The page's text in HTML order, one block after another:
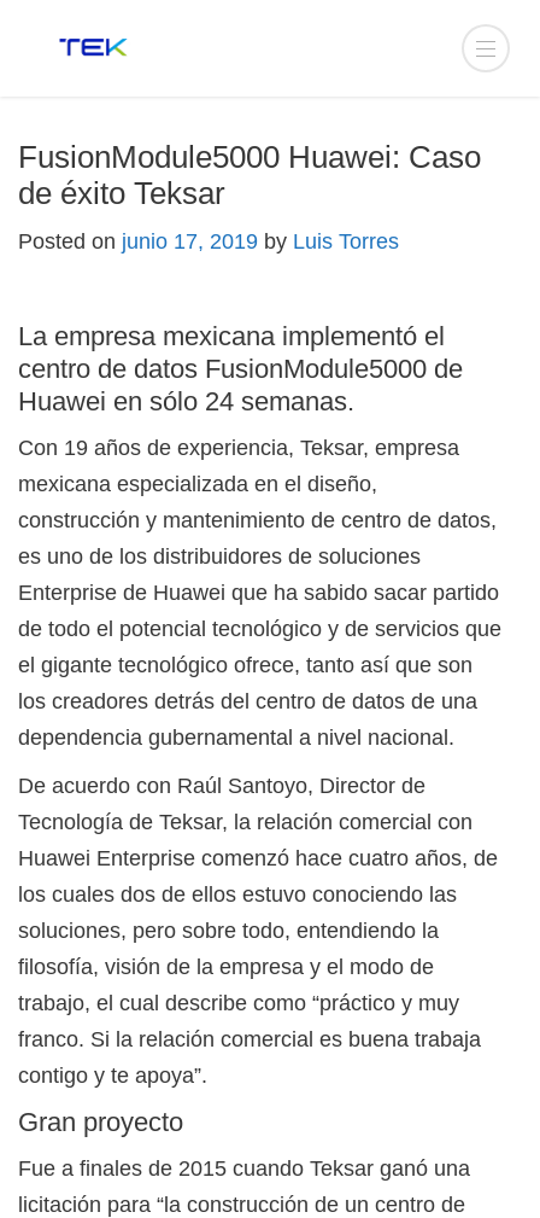
FusionModule5000 Huawei: Caso
de éxito Teksar
Posted on junio 17, 2019 by Luis Torres
La empresa mexicana implementó el
centro de datos FusionModule5000 de
Huawei en sólo 24 semanas.
Con 19 años de experiencia, Teksar, empresa
mexicana especializada en el diseño,
construcción y mantenimiento de centro de datos,
es uno de los distribuidores de soluciones
Enterprise de Huawei que ha sabido sacar partido
de todo el potencial tecnológico y de servicios que
el gigante tecnológico ofrece, tanto así que son
los creadores detrás del centro de datos de una
dependencia gubernamental a nivel nacional.
De acuerdo con Raúl Santoyo, Director de
Tecnología de Teksar, la relación comercial con
Huawei Enterprise comenzó hace cuatro años, de
los cuales dos de ellos estuvo conociendo las
soluciones, pero sobre todo, entendiendo la
filosofía, visión de la empresa y el modo de
trabajo, el cual describe como “práctico y muy
franco. Si la relación comercial es buena trabaja
contigo y te apoya”.
Gran proyecto
Fue a finales de 2015 cuando Teksar ganó una
licitación para “la construcción de un centro de